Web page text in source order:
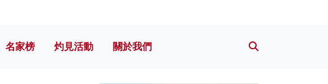
名家榜 灼見活動 關於我們